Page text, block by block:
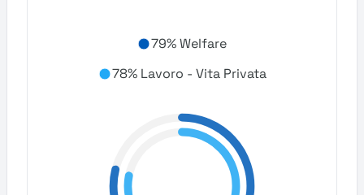
79% Welfare
78% Lavoro - Vita Privata